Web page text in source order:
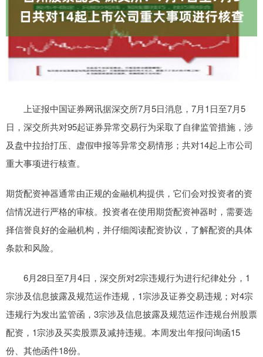
上证报中国证券网讯据深交所7月5日消息，7月1日至7月5
日，深交所共对95起证券异常交易行为采取了自律监管措施，涉
及盘中拉抬打压、虚假申报等异常交易情形；共对14起上市公司
重大事项进行核查。
期货配资神器通常由正规的金融机构提供，它们会对投资者的资
信情况进行严格的审核。投资者在使用期货配资神器时，需要选
择信誉良好的金融机构，并仔细阅读配资协议，了解配资的具体
条款和风险。
6月28日至7月4日，深交所对2宗违规行为进行纪律处分，1
宗涉及信息披露及规范运作违规，1宗涉及证券交易违规；对4宗
违规行为发出监管函，3宗涉及信息披露及规范运作违规台州股票
配资，1宗涉及买卖股票及减持违规。本周发出年报问询函15
份、其他函件18份。